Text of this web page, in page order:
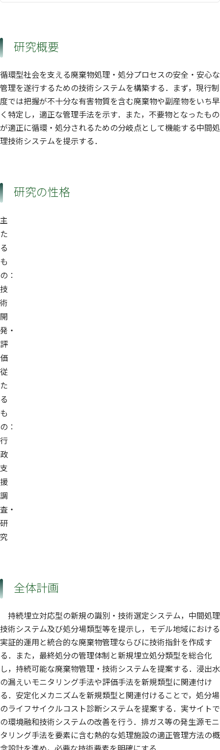
研究概要
循環型社会を支える廃棄物処理・処分プロセスの安全・安心な
管理を遂行するための技術システムを構築する．まず，現行制
度では把握が不十分な有害物質を含む廃棄物や副産物をいち早
く特定し，適正な管理手法を示す．また，不要物となったもの
が適正に循環・処分されるための分岐点として機能する中間処
理技術システムを提示する．
研究の性格
主
た
る
も
の：
技
術
開
発・
評
価
従
た
る
も
の：
行
政
支
援
調
査・
研
究
全体計画
持続埋立対応型の新規の識別・技術選定システム，中間処理
技術システム及び処分場類型等を提示し，モデル地域における
実証的運用と統合的な廃棄物管理ならびに技術指針を作成す
る．また，最終処分の管理体制と新規埋立処分類型を総合化
し，持続可能な廃棄物管理・技術システムを提案する．浸出水
の漏えいモニタリング手法や評価手法を新規類型に関連付け
る．安定化メカニズムを新規類型と関連付けることで，処分場
のライフサイクルコスト診断システムを提案する．実サイトで
の環境融和技術システムの改善を行う．排ガス等の発生源モニ
タリング手法を要素に含む熱的な処理施設の適正管理方法の概